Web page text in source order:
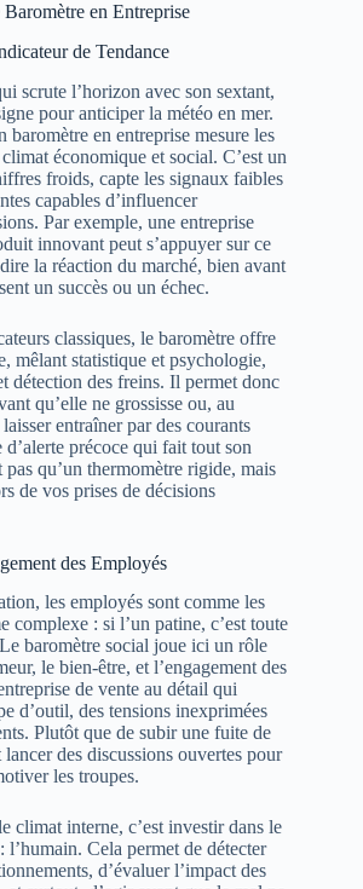
en Entreprise
de Tendance
scrute l’horizon avec son sextant,
pour anticiper la météo en mer.
baromètre en entreprise mesure les
économique et social. C’est un
froids, capte les signaux faibles
capables d’influencer
Par exemple, une entreprise
innovant peut s’appuyer sur ce
la réaction du marché, bien avant
un succès ou un échec.
classiques, le baromètre offre
mêlant statistique et psychologie,
détection des freins. Il permet donc
qu’elle ne grossisse ou, au
entraîner par des courants
d’alerte précoce qui fait tout son
pas qu’un thermomètre rigide, mais
de vos prises de décisions
des Employés
les employés sont comme les
complexe : si l’un patine, c’est toute
baromètre social joue ici un rôle
le bien-être, et l’engagement des
de vente au détail qui
d’outil, des tensions inexprimées
Plutôt que de subir une fuite de
des discussions ouvertes pour
les troupes.
climat interne, c’est investir dans le
Cela permet de détecter
d’évaluer l’impact des